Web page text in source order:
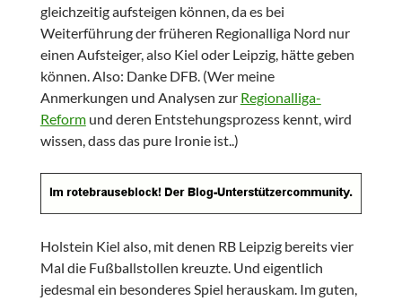
gleichzeitig aufsteigen können, da es bei
Weiterführung der früheren Regionalliga Nord nur
einen Aufsteiger, also Kiel oder Leipzig, hätte geben
können. Also: Danke DFB. (Wer meine
Anmerkungen und Analysen zur Regionalliga-
Reformund deren Entstehungsprozess kennt, wird
wissen, dass das pure Ironie ist..)
Holstein Kiel also, mit denen RB Leipzig bereits vier
Mal die Fußballstollen kreuzte. Und eigentlich
jedesmal ein besonderes Spiel herauskam. Im guten,